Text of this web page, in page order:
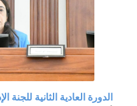
الدورة العادية الثانية للجنة